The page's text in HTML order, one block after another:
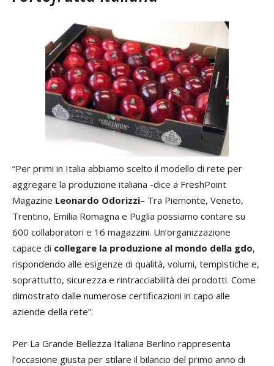
“Per primi in Italia abbiamo scelto il modello di rete per
aggregare la produzione italiana -dice a FreshPoint
Magazine Leonardo Odorizzi– Tra Piemonte, Veneto,
Trentino, Emilia Romagna e Puglia possiamo contare su
600 collaboratori e 16 magazzini. Un’organizzazione
capace di collegare la produzione al mondo della gdo,
rispondendo alle esigenze di qualità, volumi, tempistiche e,
soprattutto, sicurezza e rintracciabilità dei prodotti. Come
dimostrato dalle numerose certificazioni in capo alle
aziende della rete”.
Per La Grande Bellezza Italiana Berlino rappresenta
l’occasione giusta per stilare il bilancio del primo anno di